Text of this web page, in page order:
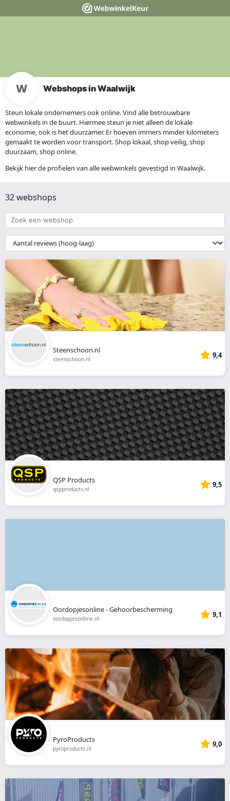
Webshops in Waalwijk
Steun lokale ondernemers ook online. Vind alle betrouwbare
webwinkels in de buurt. Hiermee steun je niet alleen de lokale
economie, ook is het duurzamer. Er hoeven immers minder kilometers
gemaakt te worden voor transport. Shop lokaal, shop veilig, shop
duurzaam, shop online.
Bekijk hier de profielen van alle webwinkels gevestigd in Waalwijk.
32 webshops
Zoek
een
webshop
{{
__('Sort')
}}
Steenschoon.nl
steenschoon.nl 9,4
QSP Products
qspproducts.nl 9,5
Oordopjesonline - Gehoorbescherming
oordopjesonline.nl 9,1
PyroProducts
pyroproducts.nl 9,0